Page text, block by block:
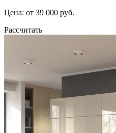
Цена: от 39 000 руб.
Рассчитать